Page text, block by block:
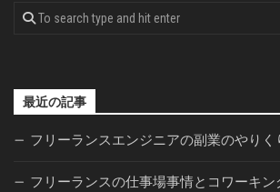
最近の記事
フリーランスエンジニアの副業のやりく
フリーランスの仕事場事情とコワーキン